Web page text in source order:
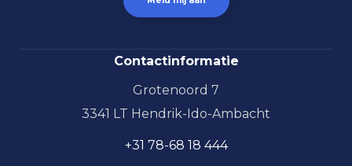
Contactinformatie
Grotenoord 7
3341 LT Hendrik-Ido-Ambacht
+31 78-68 18 444